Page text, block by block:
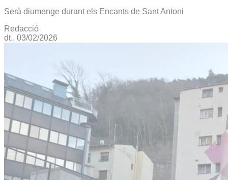
Serà diumenge durant els Encants de Sant Antoni
Redacció
dt., 03/02/2026